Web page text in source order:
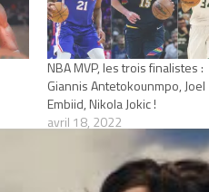
NBA MVP, les trois finalistes :
Giannis Antetokounmpo, Joel
Embiid, Nikola Jokic !
avril 18, 2022